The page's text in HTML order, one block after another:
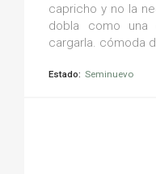
capricho y no la
dobla como una
cargarla. cómoda
Estado: Seminuevo